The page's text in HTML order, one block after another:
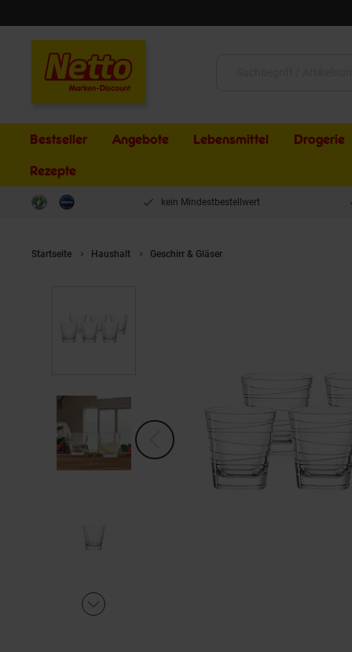
Bestseller Angebote Lebensmittel Drogerie
Rezepte
kein Mindestbestellwert
Startseite Haushalt Geschirr & Gläser